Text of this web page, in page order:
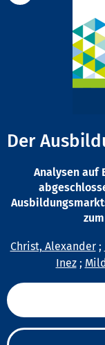
Der
Analysen auf
Christ, Alexander;
Inez;